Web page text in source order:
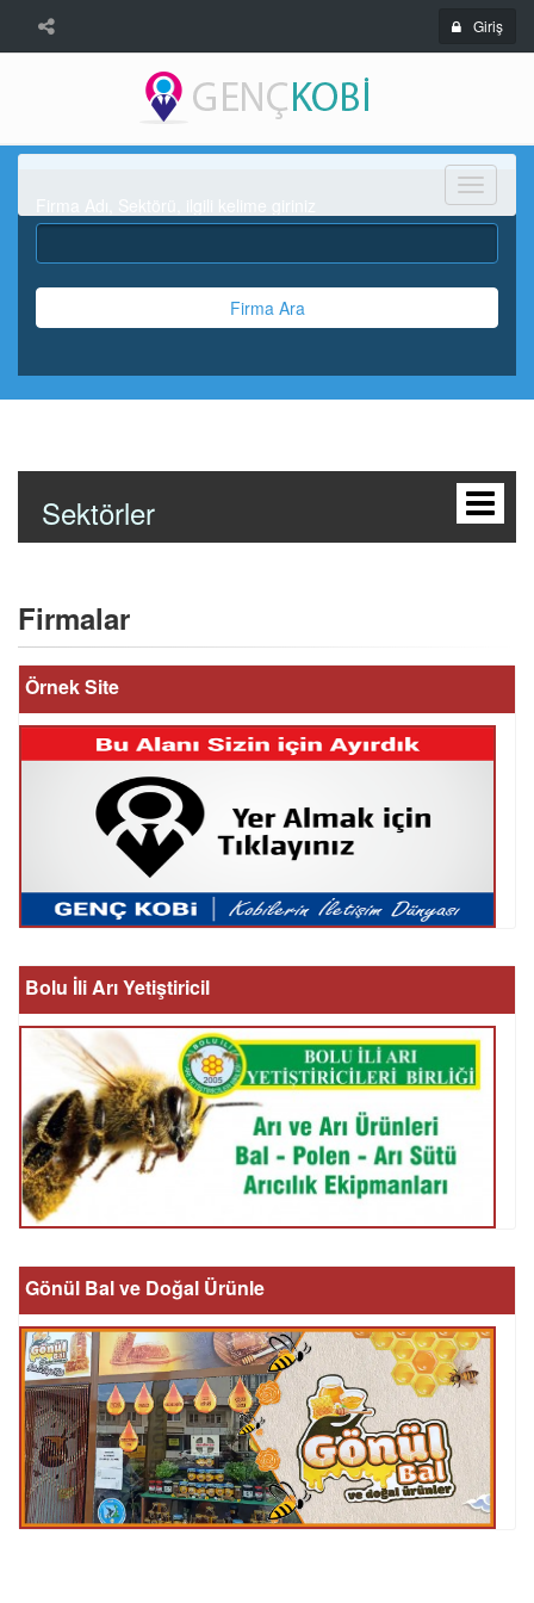
Giriş
Menü
Firma Ara
Sektörler
Firmalar
Örnek Site
Bolu İli Arı Yetiştiricil
Gönül Bal ve Doğal Ürünle